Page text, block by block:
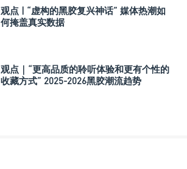
观点 | “虚构的黑胶复兴神话” 媒体热潮如
何掩盖真实数据
观点｜“更高品质的聆听体验和更有个性的
收藏方式” 2025-2026黑胶潮流趋势